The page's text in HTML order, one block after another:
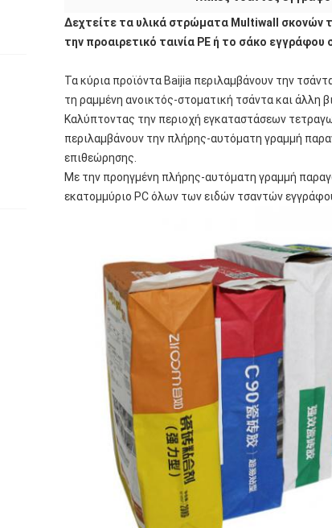
Δεχτείτε τα υλικά στρώματα Multiwall σκονών
την προαιρετικό ταινία PE ή το σάκο
Τα κύρια προϊόντα Baijia περιλαμβάνουν την
τη ραμμένη ανοικτός-στοματική τσάντα και άλλη
Καλύπτοντας την περιοχή εγκαταστάσεων
περιλαμβάνουν την πλήρης-αυτόματη γραμμή
επιθεώρησης.
Με την προηγμένη πλήρης-αυτόματη γραμμή
εκατομμύριο PC όλων των ειδών τσαντών